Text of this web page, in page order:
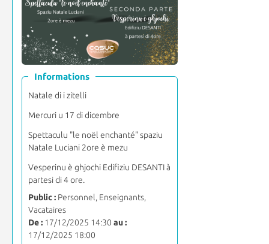
Informations
Natale di i zitelli
Mercuri u 17 di dicembre
Spettaculu "le noël enchanté" spaziu
Natale Luciani 2ore è mezu
Vesperinu è ghjochi Edifiziu DESANTI à
partesi di 4 ore.
Public :Personnel, Enseignants,
Vacataires
De :17/12/2025 14:30 au :
17/12/2025 18:00